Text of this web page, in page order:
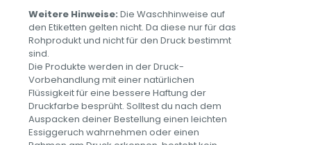
Weitere Hinweise: Die Waschhinweise auf
den Etiketten gelten nicht. Da diese nur für das
Rohprodukt und nicht für den Druck bestimmt
sind.
Die Produkte werden in der Druck-
Vorbehandlung mit einer natürlichen
Flüssigkeit für eine bessere Haftung der
Druckfarbe besprüht. Solltest du nach dem
Auspacken deiner Bestellung einen leichten
Essiggeruch wahrnehmen oder einen